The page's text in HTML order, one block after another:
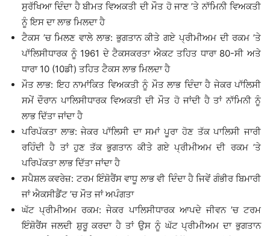
ਸੁਰੱਖਿਆ ਦਿੰਦਾ ਹੈ ਬੀਮਤ ਵਿਅਕਤੀ ਦੀ ਮੌਤ ਹੋ ਜਾਣ ’ਤੇ ਨਾੱਮਿਨੀ ਵਿਅਕਤੀ
ਨੂੰ ਇਸ ਦਾ ਲਾਭ ਮਿਲਦਾ ਹੈ
ਟੈਕਸ ’ਚ ਮਿਲਣ ਵਾਲੇ ਲਾਭ: ਭੁਗਤਾਨ ਕੀਤੇ ਗਏ ਪ੍ਰੀਮੀਅਮ ਦੀ ਰਕਮ ’ਤੇ
ਪਾੱਲਿਸੀਧਾਰਕ ਨੂੰ 1961 ਦੇ ਟੈਕਸਕਰਤਾ ਐਕਟ ਤਹਿਤ ਧਾਰਾ 80-ਸੀ ਅਤੇ
ਧਾਰਾ 10 (10ਡੀ) ਤਹਿਤ ਟੈਕਸ ਲਾਭ ਮਿਲਦਾ ਹੈ
ਮੌਤ ਲਾਭ: ਇਹ ਨਾਮਾਂਕਿਤ ਵਿਅਕਤੀ ਨੂੰ ਮੌਤ ਲਾਭ ਦਿੰਦਾ ਹੈ ਜੇਕਰ ਪਾੱਲਿਸੀ
ਸਮੇਂ ਦੌਰਾਨ ਪਾਲਿਸੀਧਾਰਕ ਵਿਅਕਤੀ ਦੀ ਮੌਤ ਹੋ ਜਾਂਦੀ ਹੈ ਤਾਂ ਨਾੱਮਿਨੀ ਨੂੰ
ਲਾਭ ਦਿੱਤਾ ਜਾਂਦਾ ਹੈ
ਪਰਿਪੱਕਤਾ ਲਾਭ: ਜੇਕਰ ਪਾੱਲਿਸੀ ਦਾ ਸਮਾਂ ਪੂਰਾ ਹੋਣ ਤੱਕ ਪਾਲਿਸੀ ਜਾਰੀ
ਰਹਿੰਦੀ ਹੈ ਤਾਂ ਹੁਣ ਤੱਕ ਭੁਗਤਾਨ ਕੀਤੇ ਗਏ ਪ੍ਰੀਮੀਅਮ ਦੀ ਰਕਮ ’ਤੇ
ਪਰਿਪੱਕਤਾ ਲਾਭ ਦਿੱਤਾ ਜਾਂਦਾ ਹੈ
ਸਪੈਸ਼ਲ ਕਵਰੇਜ਼: ਟਰਮ ਇੰਸ਼ੋਰੈਂਸ ਵਾਧੂ ਲਾਭ ਵੀ ਦਿੰਦਾ ਹੈ ਜਿਵੇਂ ਗੰਭੀਰ ਬਿਮਾਰੀ
ਜਾਂ ਐਕਸੀਡੈਂਟ ’ਚ ਮੌਤ ਜਾਂ ਅਪੰਗਤਾ
ਘੱਟ ਪ੍ਰੀਮੀਅਮ ਰਕਮ: ਜੇਕਰ ਪਾਲਿਸੀਧਾਰਕ ਆਪਦੇ ਜੀਵਨ ’ਚ ਟਰਮ
ਇੰਸ਼ੋਰੈਂਸ ਜਲਦੀ ਸ਼ੁਰੂ ਕਰਦਾ ਹੈ ਤਾਂ ਉਸ ਨੂੰ ਘੱਟ ਪ੍ਰੀਮੀਅਮ ਦਾ ਭੁਗਤਾਨ